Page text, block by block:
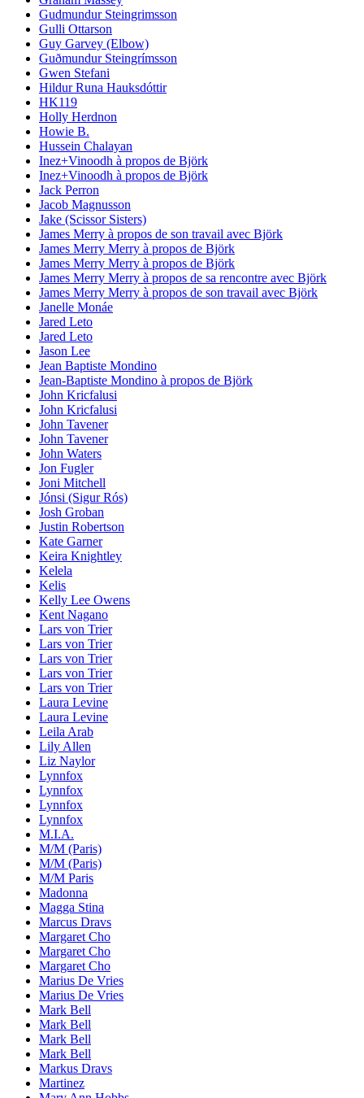
Gudmundur Steingrimsson
Gulli Ottarson
Guy Garvey (Elbow)
Guðmundur Steingrímsson
Gwen Stefani
Hildur Runa Hauksdóttir
HK119
Holly Herdnon
Howie B.
Hussein Chalayan
Inez+Vinoodh à propos de Björk
Inez+Vinoodh à propos de Björk
Jack Perron
Jacob Magnusson
Jake (Scissor Sisters)
James Merry à propos de son travail avec Björk
James Merry Merry à propos de Björk
James Merry Merry à propos de Björk
James Merry Merry à propos de sa rencontre avec Björk
James Merry Merry à propos de son travail avec Björk
Janelle Monáe
Jared Leto
Jared Leto
Jason Lee
Jean Baptiste Mondino
Jean-Baptiste Mondino à propos de Björk
John Kricfalusi
John Kricfalusi
John Tavener
John Tavener
John Waters
Jon Fugler
Joni Mitchell
Jónsi (Sigur Rós)
Josh Groban
Justin Robertson
Kate Garner
Keira Knightley
Kelela
Kelis
Kelly Lee Owens
Kent Nagano
Lars von Trier
Lars von Trier
Lars von Trier
Lars von Trier
Lars von Trier
Laura Levine
Laura Levine
Leila Arab
Lily Allen
Liz Naylor
Lynnfox
Lynnfox
Lynnfox
Lynnfox
M.I.A.
M/M (Paris)
M/M (Paris)
M/M Paris
Madonna
Magga Stina
Marcus Dravs
Margaret Cho
Margaret Cho
Margaret Cho
Marius De Vries
Marius De Vries
Mark Bell
Mark Bell
Mark Bell
Mark Bell
Markus Dravs
Martinez